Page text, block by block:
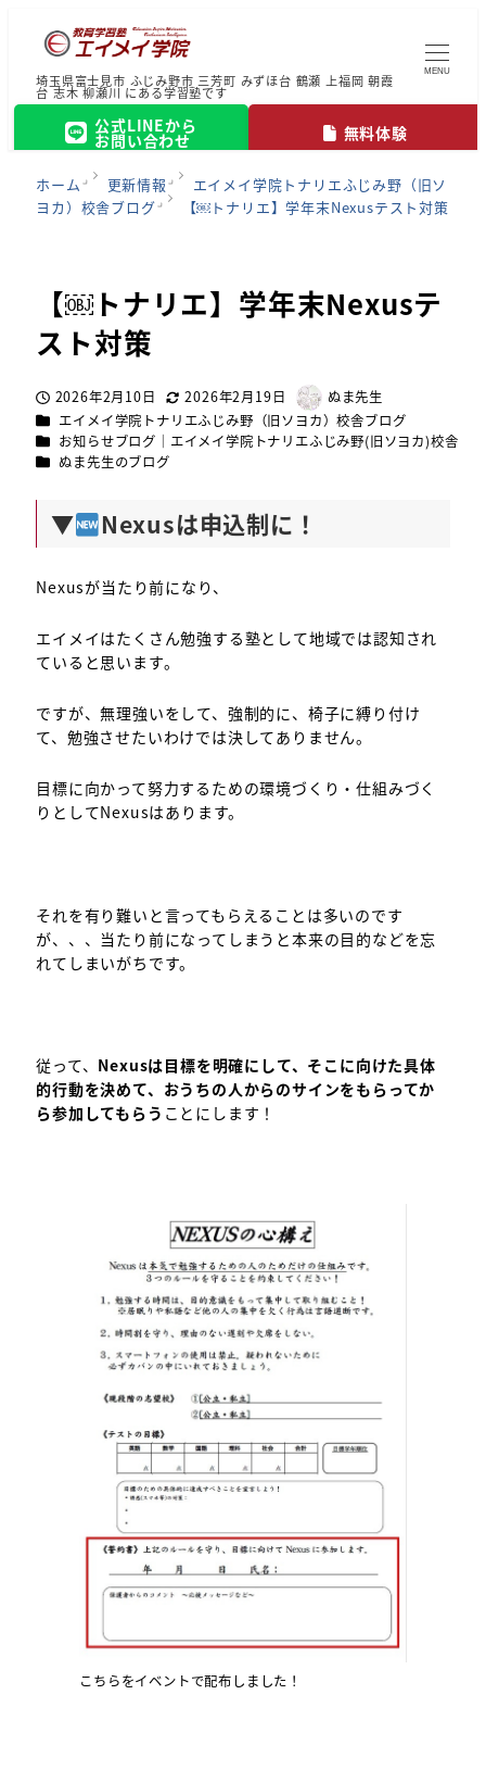
埼玉県富士見市 ふじみ野市 三芳町 みずほ台 鶴瀬 上福岡 朝霞
台 志木 柳瀬川 にある学習塾です
公式LINEから
お問い合わせ 無料体験
MENU
ホーム 更新情報
エイメイ学院トナリエふじみ野（旧ソ
ヨカ）校舎ブログ
【￼トナリエ】学年末Nexusテスト対策
【￼トナリエ】学年末Nexusテ
スト対策
投稿日2026年2月10日 更新日2026年2月19日
著
者
ぬま先生
カテゴリー
エイメイ学院トナリエふじみ野（旧ソヨカ）校舎ブログ
カテゴリー
お知らせブログ｜エイメイ学院トナリエふじみ野(旧ソヨカ)校舎
カテゴリー
ぬま先生のブログ
▼ Nexusは申込制に！
Nexusが当たり前になり、
エイメイはたくさん勉強する塾として地域では認知され
ていると思います。
ですが、無理強いをして、強制的に、椅子に縛り付け
て、勉強させたいわけでは決してありません。
目標に向かって努力するための環境づくり・仕組みづく
りとしてNexusはあります。
それを有り難いと言ってもらえることは多いのです
が、、、当たり前になってしまうと本来の目的などを忘
れてしまいがちです。
従って、 Nexusは目標を明確にして、そこに向けた具体
的行動を決めて、おうちの人からのサインをもらってか
ら参加してもらう ことにします！
こちらをイベントで配布しました！